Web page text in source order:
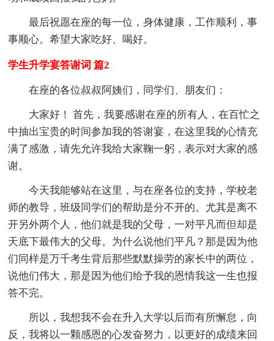
最后祝愿在座的每一位，身体健康，工作顺利，事
事顺心。希望大家吃好、喝好。
学生升学宴答谢词 篇2
在座的各位叔叔阿姨们，同学们、朋友们：
大家好！ 首先，我要感谢在座的所有人，在百忙之
中抽出宝贵的时间参加我的答谢宴，在这里我的心情充
满了感激，请先允许我给大家鞠一躬，表示对大家的感
谢。
今天我能够站在这里，与在座各位的支持，学校老
师的教导，班级同学们的帮助是分不开的。尤其是离不
开另外两个人，他们就是我的父母，一对平凡而但却是
天底下最伟大的父母。为什么说他们平凡？那是因为他
们同样是万千考生背后那些默默操劳的家长中的两位，
说他们伟大，那是因为他们给予我的恩情我这一生也报
答不完。
所以，我想我不会在升入大学以后而有所懈怠，向
反，我将以一颗感恩的心发奋努力，以更好的成绩来回